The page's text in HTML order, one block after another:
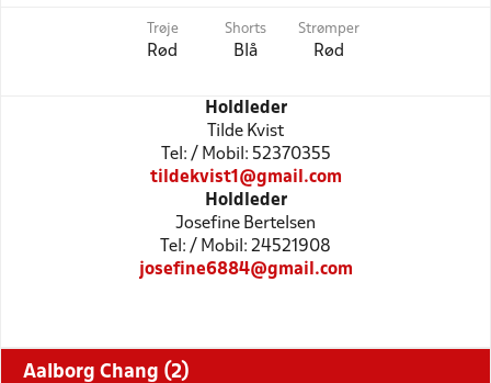
Trøje
Rød
Shorts
Blå
Strømper
Rød
Holdleder
Tilde Kvist
Tel: / Mobil: 52370355
tildekvist1@gmail.com
Holdleder
Josefine Bertelsen
Tel: / Mobil: 24521908
josefine6884@gmail.com
Aalborg Chang (2)